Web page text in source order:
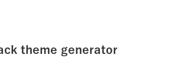
theme generator